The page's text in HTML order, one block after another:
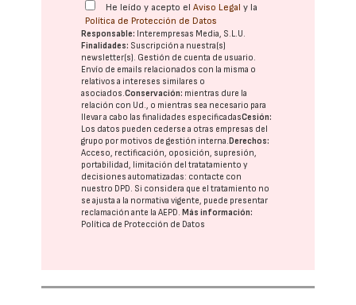
He leído y acepto elAviso Legal y la
Política de Protección de Datos
Responsable: Interempresas Media, S.L.U.
Finalidades: Suscripción a nuestra(s)
newsletter(s). Gestión de cuenta de usuario.
Envío de emails relacionados con la misma o
relativos a intereses similares o
asociados.Conservación: mientras dure la
relación con Ud., o mientras sea necesario para
llevar a cabo las finalidades especificadasCesión:
Los datos pueden cederse a otras empresas del
grupo por motivos de gestión interna.Derechos:
Acceso, rectificación, oposición, supresión,
portabilidad, limitación del tratatamiento y
decisiones automatizadas: contacte con
nuestro DPD. Si considera que el tratamiento no
se ajusta a la normativa vigente, puede presentar
reclamación ante laAEPD.Más información:
Política de Protección de Datos